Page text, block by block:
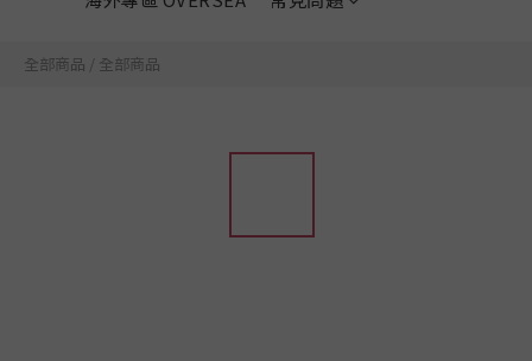
全部商品 / 全部商品